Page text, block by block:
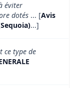
éviter
dotés ... [Avis
...]
ce type de